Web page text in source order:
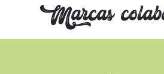
Marcas